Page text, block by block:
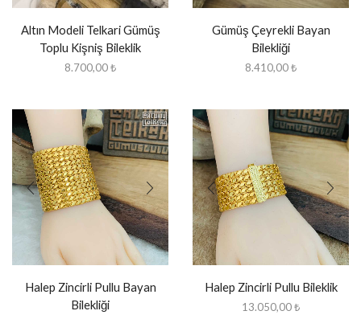
Altın Modeli Telkari Gümüş
Toplu Kişniş Bileklik
8.700,00₺
Gümüş Çeyrekli Bayan
Bilekliği
8.410,00₺
Halep Zincirli Pullu Bayan
Bilekliği
Halep Zincirli Pullu Bileklik
13.050,00₺